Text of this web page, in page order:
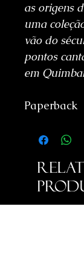
as origens
uma
vão do
pontos
em
Paperback